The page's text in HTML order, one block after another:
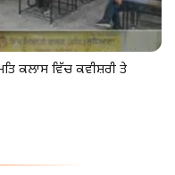
ਕਲਾਸ ਵਿੱਚ ਕਵੀਸ਼ਰੀ ਤੇ